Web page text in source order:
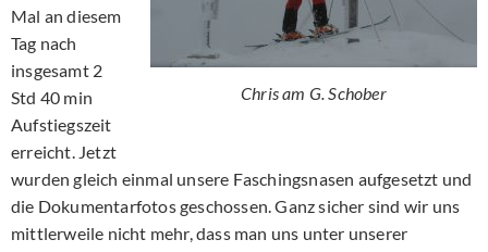
Chris am G. Schober
Mal an diesem
Tag nach
insgesamt 2
Std 40 min
Aufstiegszeit
erreicht. Jetzt
wurden gleich einmal unsere Faschingsnasen aufgesetzt und
die Dokumentarfotos geschossen. Ganz sicher sind wir uns
mittlerweile nicht mehr, dass man uns unter unserer